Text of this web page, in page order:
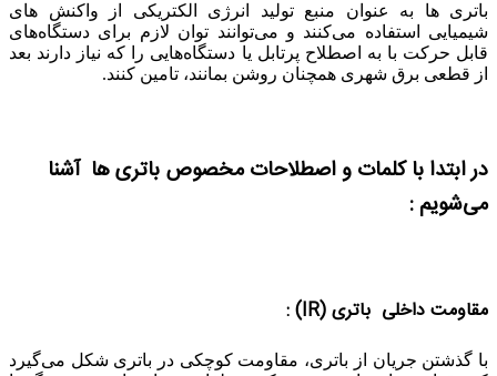
باتری ها به عنوان منبع تولید انرژی الکتریکی از واکنش های
شیمیایی استفاده می‌کنند و می‌توانند توان لازم برای دستگاه‌های
قابل حرکت با به اصطلاح پرتابل یا دستگاه‌هایی را که نیاز دارند بعد
از قطعی برق شهری همچنان روشن بمانند، تامین کنند.
در ابتدا با کلمات و اصطلاحات مخصوص باتری ها آشنا
می‌شویم :
مقاومت داخلی باتری(IR) :
با گذشتن جریان از باتری، مقاومت کوچکی در باتری شکل می‌گیرد